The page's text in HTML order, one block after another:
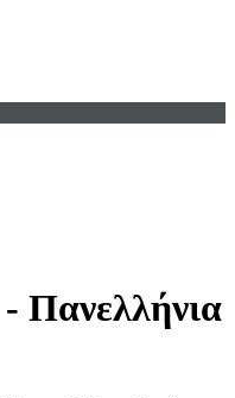
Πανελλήνια